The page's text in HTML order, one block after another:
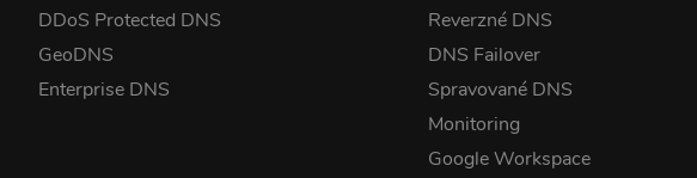
DDoS Protected DNS
GeoDNS
Enterprise DNS
Reverzné DNS
DNS Failover
Spravované DNS
Monitoring
Google Workspace